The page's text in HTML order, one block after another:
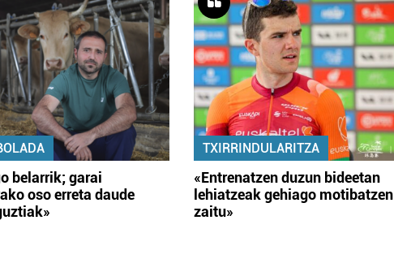
belarrik; garai
oso erreta daude
TXIRRINDULARITZA
«Entrenatzen duzun bideetan
lehiatzeak gehiago motibatzen
zaitu»